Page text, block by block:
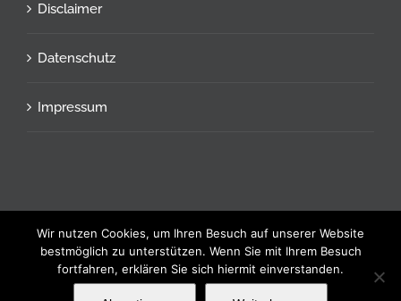
Disclaimer
Datenschutz
Impressum
Copyright © 2018 Zentrum für High Tech und Kultur (ZHTK) –
made in Wetzlar - Webseite realisiert durchWolf
Wir nutzen Cookies, um Ihren Besuch auf unserer Website
bestmöglich zu unterstützen. Wenn Sie mit Ihrem Besuch
fortfahren, erklären Sie sich hiermit einverstanden.